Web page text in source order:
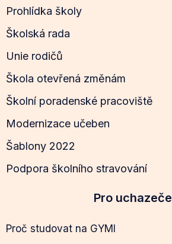
Prohlídka školy
Školská rada
Unie rodičů
Škola otevřená změnám
Školní poradenské pracoviště
Modernizace učeben
Šablony 2022
Podpora školního stravování
Pro uchazeče
Proč studovat na GYMI